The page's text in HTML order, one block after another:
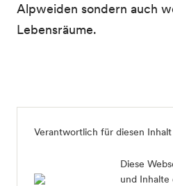
Alpweiden sondern auch
Lebensräume.
Verantwortlich für diesen Inhalt
Diese
und